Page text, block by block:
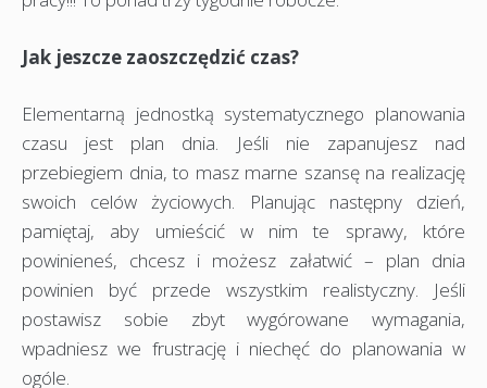
Jak jeszcze zaoszczędzić czas?
Elementarną jednostką systematycznego planowania
czasu jest plan dnia. Jeśli nie zapanujesz nad
przebiegiem dnia, to masz marne szansę na realizację
swoich celów życiowych. Planując następny dzień,
pamiętaj, aby umieścić w nim te sprawy, które
powinieneś, chcesz i możesz załatwić – plan dnia
powinien być przede wszystkim realistyczny. Jeśli
postawisz sobie zbyt wygórowane wymagania,
wpadniesz we frustrację i niechęć do planowania w
ogóle.